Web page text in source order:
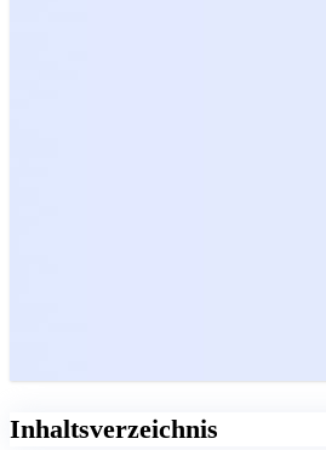
Inhaltsverzeichnis